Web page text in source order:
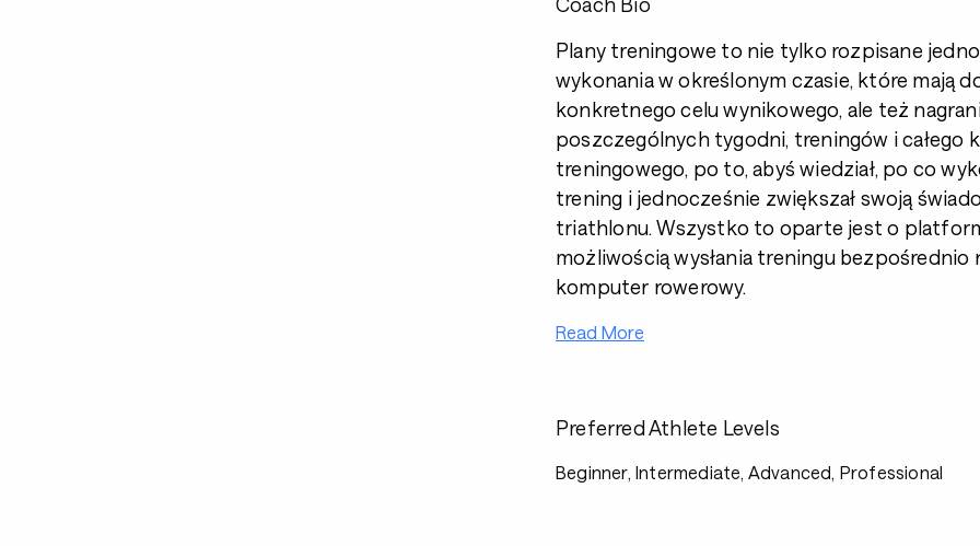
Plany treningowe to nie tylko rozpisane
wykonania w określonym czasie, które mają
konkretnego celu wynikowego, ale też
poszczególnych tygodni, treningów i całego
treningowego, po to, abyś wiedział, po co
trening i jednocześnie zwiększał swoją
triathlonu. Wszystko to oparte jest o
możliwością wysłania treningu bezpośrednio
komputer rowerowy.
Read More
Preferred Athlete Levels
Beginner, Intermediate, Advanced, Professional